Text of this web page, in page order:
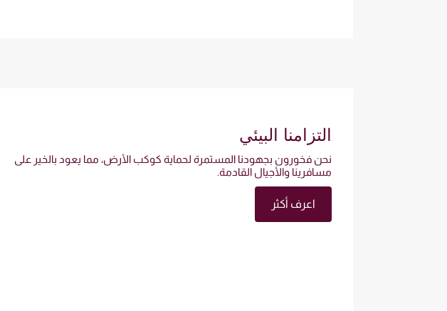
التزامنا البيئي
نحن فخورون بجهودنا المستمرة لحماية كوكب الأرض، مما يعود بالخير على
مسافرينا والأجيال القادمة.
اعرف أكثر